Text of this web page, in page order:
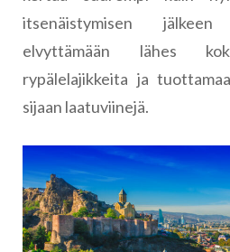
itsenäistymisen
elvyttämään lähes
rypälelajikkeita ja
sijaan laatuviinejä.